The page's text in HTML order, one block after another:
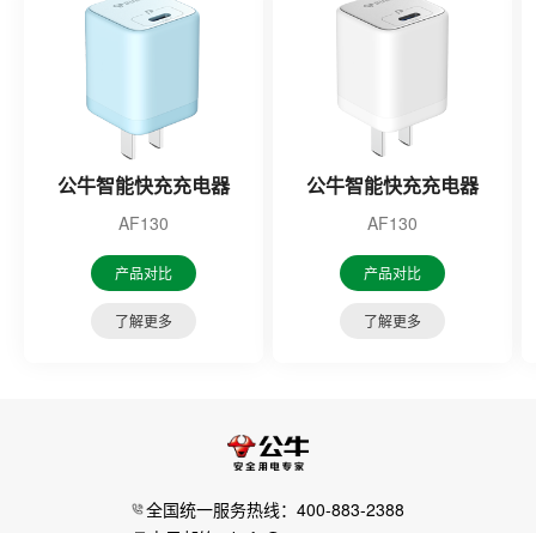
公牛智能快充充电器
AF130
产品对比
了解更多
公牛智能快充充电器
AF130
产品对比
了解更多
全国统一服务热线：400-883-2388